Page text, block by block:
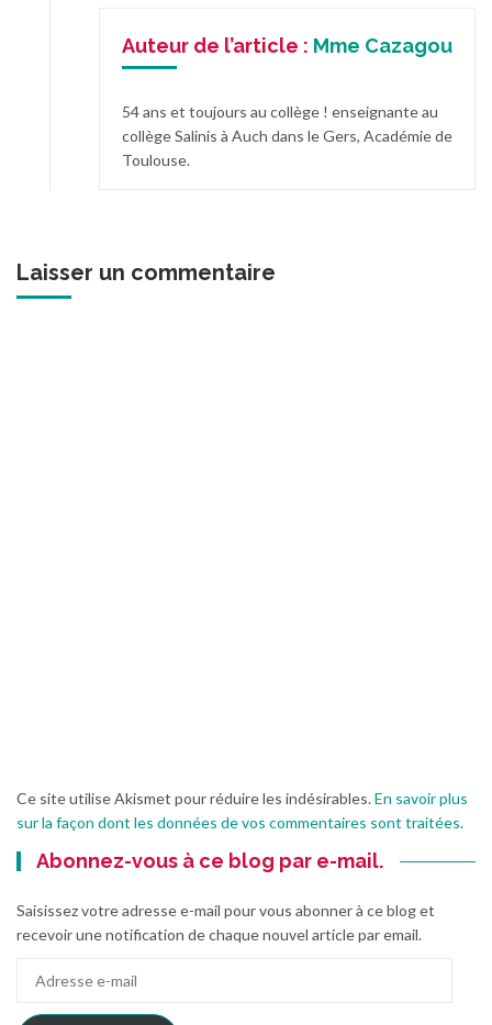
Auteur de l’article : Mme Cazagou
54 ans et toujours au collège ! enseignante au
collège Salinis à Auch dans le Gers, Académie de
Toulouse.
Laisser un commentaire
Ce site utilise Akismet pour réduire les indésirables.En savoir plus
sur la façon dont les données de vos commentaires sont traitées.
Abonnez-vous à ce blog par e-mail.
Saisissez votre adresse e-mail pour vous abonner à ce blog et
recevoir une notification de chaque nouvel article par email.
mail